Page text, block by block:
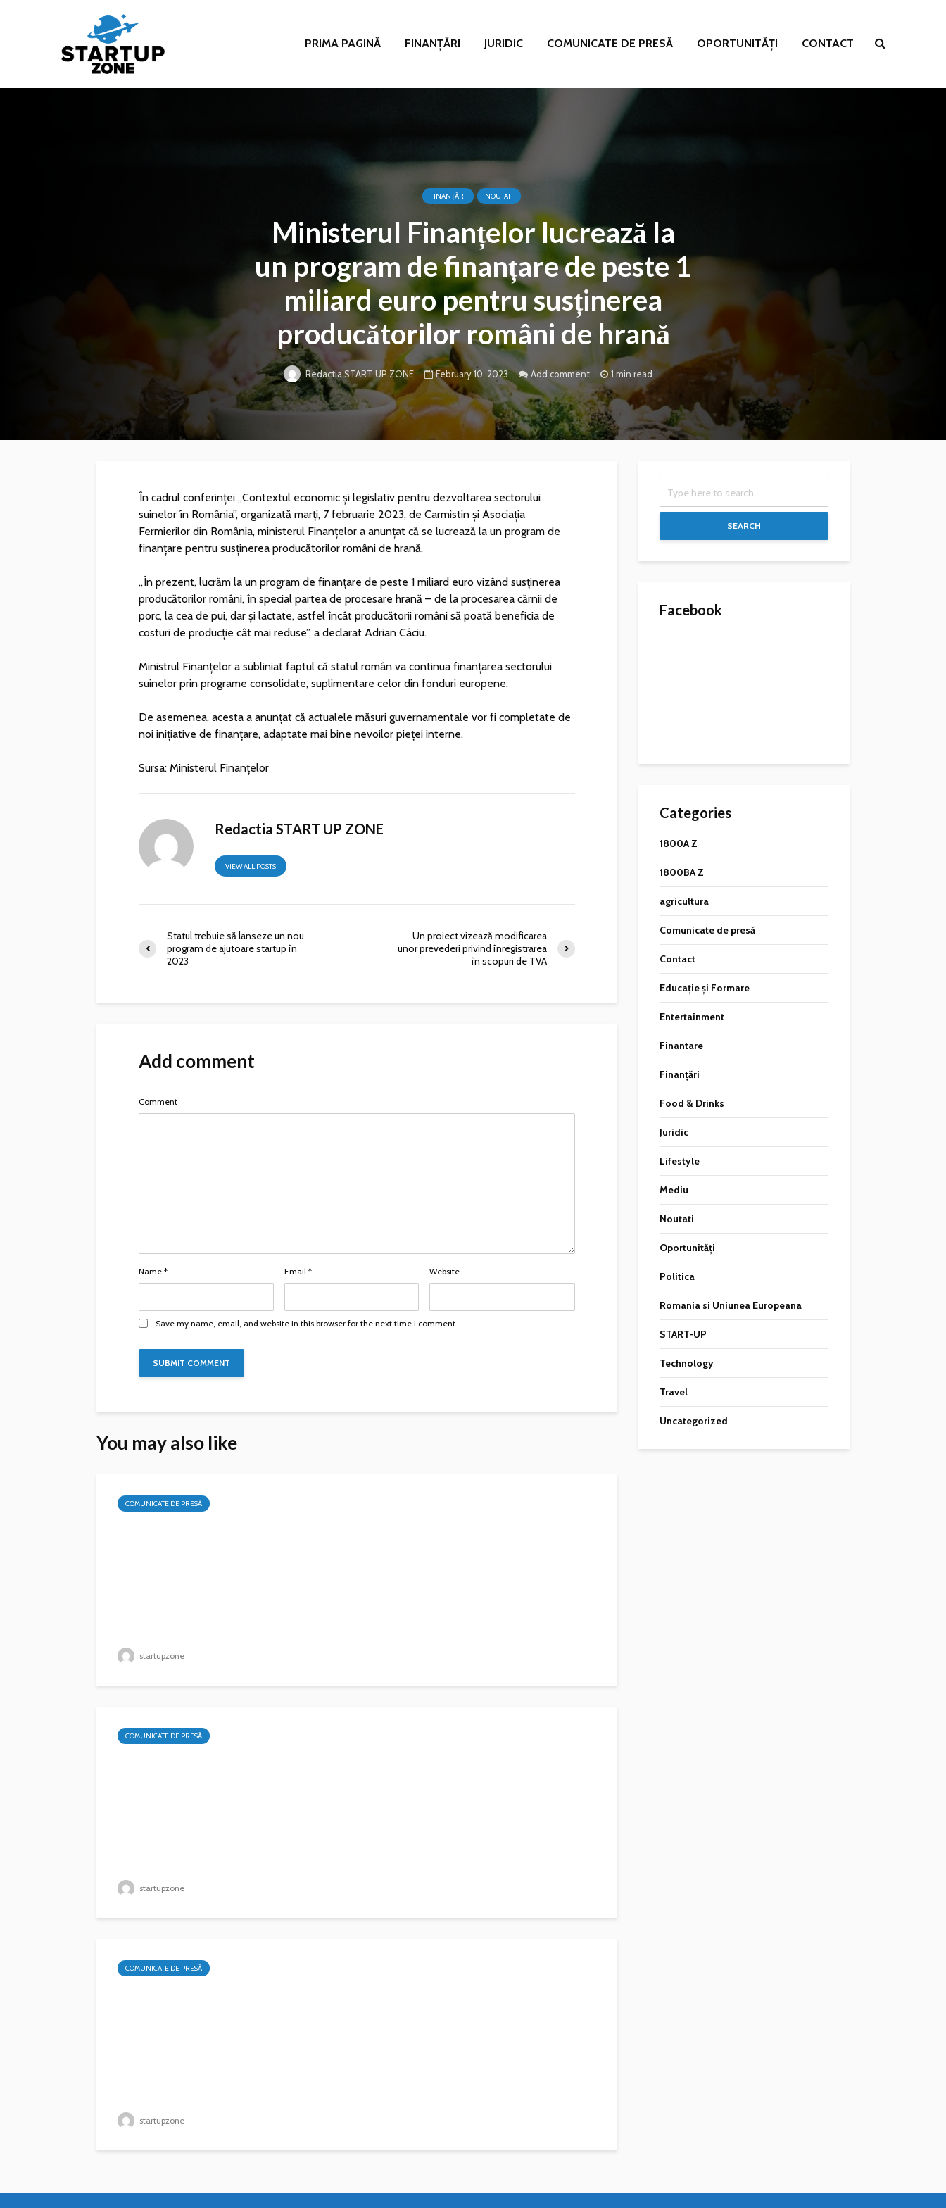
PRIMA PAGINĂ FINANȚĂRI JURIDIC COMUNICATE DE PRESĂ OPORTUNITĂȚI CONTACT
FINANȚĂRI NOUTATI
Ministerul Finanțelor lucrează la
un program de finanțare de peste 1
miliard euro pentru susținerea
producătorilor români de hrană
Redactia START UP ZONE February 10, 2023 Add comment 1 min read
În cadrul conferinței „Contextul economic și legislativ pentru dezvoltarea sectorului
suinelor în România”, organizată marți, 7 februarie 2023, de Carmistin și Asociația
Fermierilor din România, ministerul Finanțelor a anunțat că se lucrează la un program de
finanțare pentru susținerea producătorilor români de hrană.
„În prezent, lucrăm la un program de finanțare de peste 1 miliard euro vizând susținerea
producătorilor români, în special partea de procesare hrană – de la procesarea cărnii de
porc, la cea de pui, dar și lactate, astfel încât producătorii români să poată beneficia de
costuri de producție cât mai reduse”, a declarat Adrian Câciu.
Ministrul Finanțelor a subliniat faptul că statul român va continua finanțarea sectorului
suinelor prin programe consolidate, suplimentare celor din fonduri europene.
De asemenea, acesta a anunțat că actualele măsuri guvernamentale vor fi completate de
noi inițiative de finanțare, adaptate mai bine nevoilor pieței interne.
Sursa: Ministerul Finanțelor
Redactia START UP ZONE
VIEW ALL POSTS
Statul trebuie să lanseze un nou
program de ajutoare startup în
2023
Un proiect vizează modificarea
unor prevederi privind înregistrarea
în scopuri de TVA
Add comment
Comment
Name * Email * Website
Save my name, email, and website in this browser for the next time I comment.
You may also like
COMUNICATE DE PRESĂ
startupzone
COMUNICATE DE PRESĂ
startupzone
COMUNICATE DE PRESĂ
startupzone
SEARCH
Facebook
Categories
1800A Z
1800BA Z
agricultura
Comunicate de presă
Contact
Educație și Formare
Entertainment
Finantare
Finanțări
Food & Drinks
Juridic
Lifestyle
Mediu
Noutati
Oportunități
Politica
Romania si Uniunea Europeana
START-UP
Technology
Travel
Uncategorized